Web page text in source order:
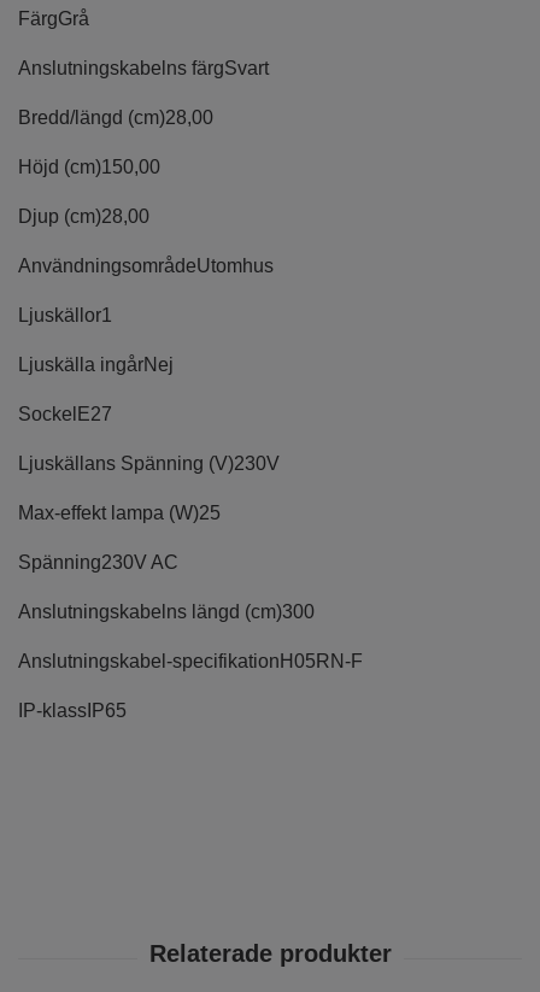
FärgGrå
Anslutningskabelns färgSvart
Bredd/längd (cm)28,00
Höjd (cm)150,00
Djup (cm)28,00
AnvändningsområdeUtomhus
Ljuskällor1
Ljuskälla ingårNej
Sockel E27
Ljuskällans Spänning (V)230V
Max-effekt lampa (W)25
Spänning230V AC
Anslutningskabelns längd (cm)300
Anslutningskabel-specifikation H05RN-F
IP-klass IP65